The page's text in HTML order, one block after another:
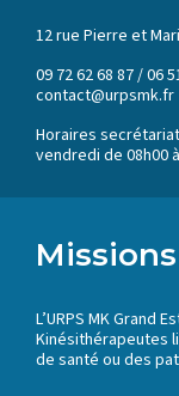
12 rue Pierre et
09 72 62 68 87 / 06
contact@urpsmk.fr
Horaires
vendredi de 08h00
Missions
L’URPS MK Grand
Kinésithérapeutes
de santé ou des